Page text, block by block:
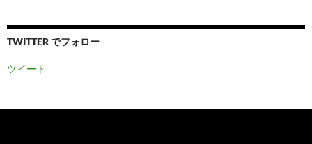
TWITTER でフォロー
ツイート